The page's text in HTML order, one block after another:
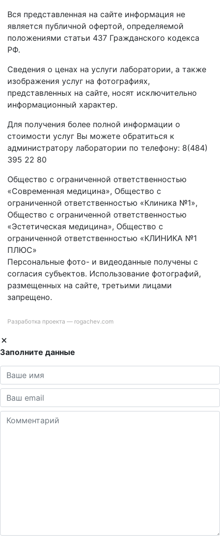
Вся представленная на сайте информация не
является публичной офертой, определяемой
положениями статьи 437 Гражданского кодекса
РФ.
Сведения о ценах на услуги лаборатории, а также
изображения услуг на фотографиях,
представленных на сайте, носят исключительно
информационный характер.
Для получения более полной информации о
стоимости услуг Вы можете обратиться к
администратору лаборатории по телефону: 8(484)
395 22 80
Общество с ограниченной ответственностью
«Современная медицина», Общество с
ограниченной ответственностью «Клиника №1»,
Общество с ограниченной ответственностью
«Эстетическая медицина», Общество с
ограниченной ответственностью «КЛИНИКА №1
ПЛЮС»
Персональные фото- и видеоданные получены с
согласия субъектов. Использование фотографий,
размещенных на сайте, третьими лицами
запрещено.
Разработка проекта — rogachev.com
Заполните данные